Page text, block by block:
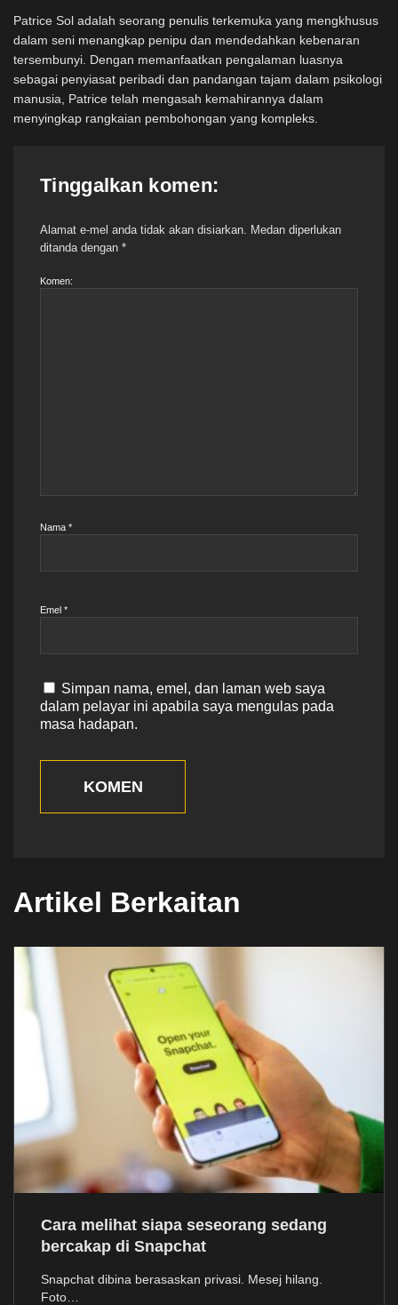
Patrice Sol adalah seorang penulis terkemuka yang mengkhusus
dalam seni menangkap penipu dan mendedahkan kebenaran
tersembunyi. Dengan memanfaatkan pengalaman luasnya
sebagai penyiasat peribadi dan pandangan tajam dalam psikologi
manusia, Patrice telah mengasah kemahirannya dalam
menyingkap rangkaian pembohongan yang kompleks.
Tinggalkan komen:
Alamat e-mel anda tidak akan disiarkan. Medan diperlukan
ditanda dengan *
Komen:
Nama *
Emel *
Simpan nama, emel, dan laman web saya
dalam pelayar ini apabila saya mengulas pada
masa hadapan.
KOMEN
Artikel Berkaitan
Cara melihat siapa seseorang sedang
bercakap di Snapchat
Snapchat dibina berasaskan privasi. Mesej hilang.
Foto…